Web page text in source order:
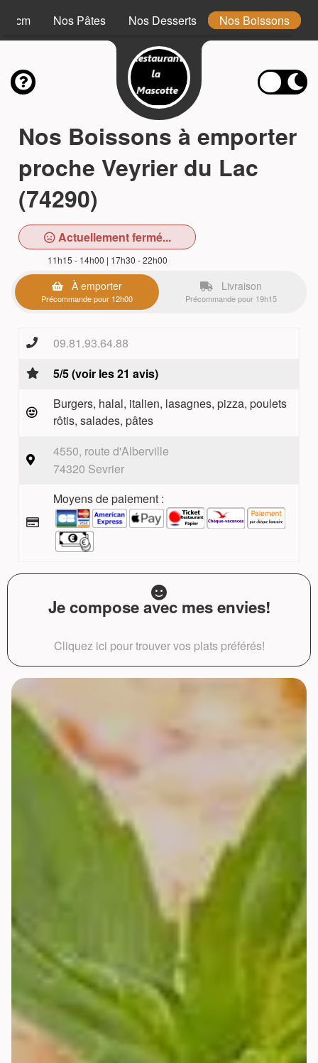
cm Nos Pâtes Nos Desserts Nos Boissons
Nos Boissons à emporter
proche Veyrier du Lac
(74290)
Actuellement fermé...
11h15 - 14h00 | 17h30 - 22h00
À emporter
Précommande pour 12h00
Livraison
Précommande pour 19h15
09.81.93.64.88
5/5 (voir les 21 avis)
Burgers, halal, italien, lasagnes, pizza, poulets
rôtis, salades, pâtes
4550, route d'Alberville
74320 Sevrier
Moyens de paiement :
Je compose avec mes envies!
Cliquez ici pour trouver vos plats préférés!